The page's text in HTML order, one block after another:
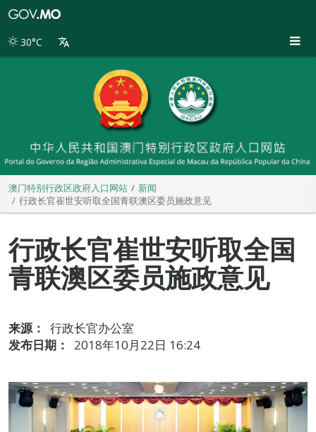
别
30°C
澳门特别行政区政府入口网站
新闻
行政长官崔世安听取全国青联澳区委员施政意见
行政长官崔世安听取全国
青联澳区委员施政意见
来源：
行政长官办公室
发布日期：
2018年10月22日 16:24